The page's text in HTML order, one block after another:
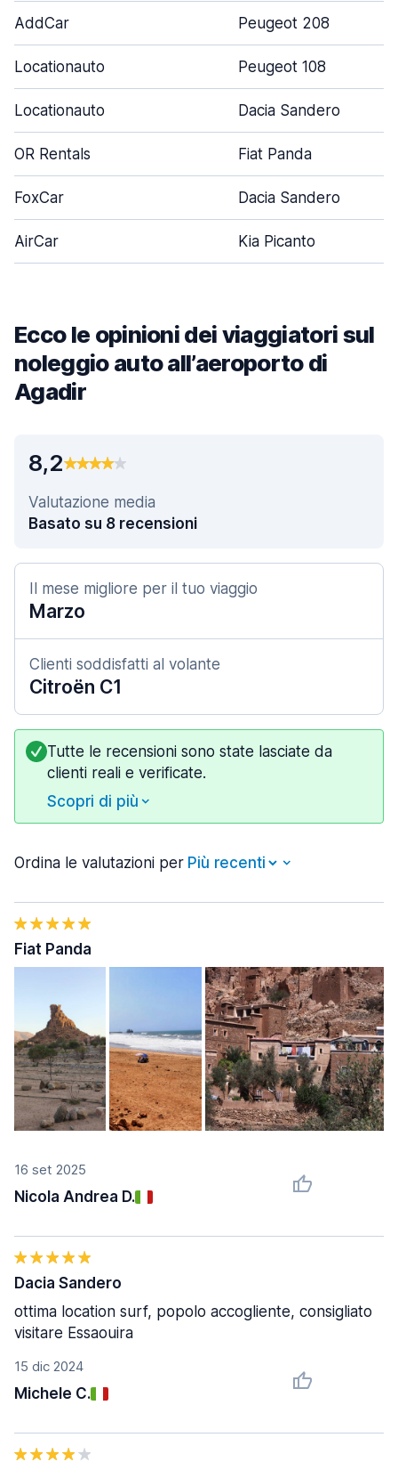
AddCar Peugeot 208
Locationauto Peugeot 108
Locationauto Dacia Sandero
OR Rentals Fiat Panda
FoxCar Dacia Sandero
AirCar Kia Picanto
Ecco le opinioni dei viaggiatori sul
noleggio auto all’aeroporto di
Agadir
8,2
Valutazione media
Basato su 8 recensioni
Il mese migliore per il tuo viaggio
Marzo
Clienti soddisfatti al volante
Citroën C1
Tutte le recensioni sono state lasciate da
clienti reali e verificate.
Scopri di più
Ordina le valutazioni per
16 set 2025
Nicola Andrea D.
Fiat Panda
15 dic 2024
Michele C.
Dacia Sandero
ottima location surf, popolo accogliente, consigliato
visitare Essaouira